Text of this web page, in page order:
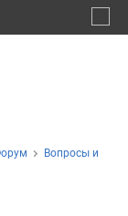
Вопросы и